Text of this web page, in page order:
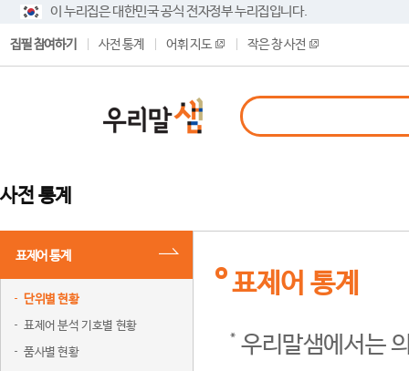
이 누리집은 대한민국 공식 전자정부 누리집입니다.
집필 참여하기 사전 통계 어휘 지도 작은 창 사전
사전 통계
표제어 통계
단위별 현황
표제어 분석 기호별 현황
품사별 현황
표제어 통계
우리말샘에서는